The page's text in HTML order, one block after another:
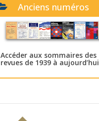
Anciens numéros
Accéder aux sommaires des
revues de 1939 à aujourd’hui